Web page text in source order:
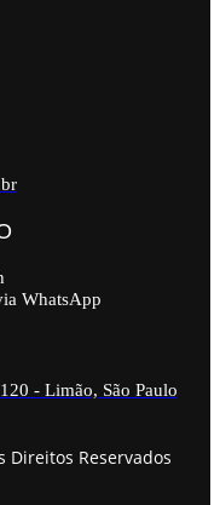
WhatsApp
- Limão, São Paulo
Direitos Reservados